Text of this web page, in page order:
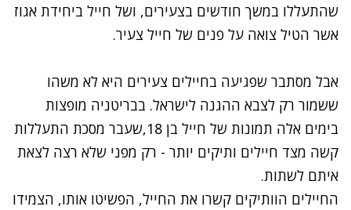
שהתעללו במשך חודשים בצעירים, ושל חייל ביחידת אגוז
אשר הטיל צואה על פנים של חייל צעיר.
אבל מסתבר שפגיעה בחיילים צעירים היא לא משהו
ששמור רק לצבא ההגנה לישראל. בבריטניה מופצות
בימים אלה תמונות של חייל בן 18,שעבר מסכת התעללות
קשה מצד חיילים ותיקים יותר - רק מפני שלא רצה לצאת
איתם לשתות.
החיילים הוותיקים קשרו את החייל, הפשיטו אותו, הצמידו